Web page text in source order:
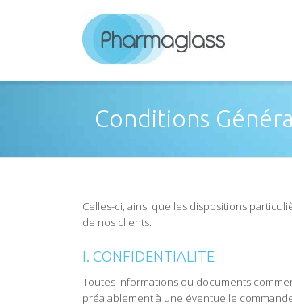
Conditions
Celles-ci, ainsi que les dispositions
de nos clients.
I. CONFIDENTIALITE
Toutes informations ou documents
préalablement à une éventuelle